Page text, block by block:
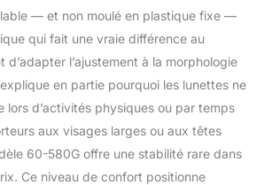
exceptionnelle et une
barrière robuste qui
résiste à l'eau, à l'huile
et à la sueur pour un
nettoyage facile
Lunettes de soleil
Beach Ready pour
homme : les lunettes
de soleil Costa Men
sont 20 % plus fines et
— et non moulé en plastique fixe —
qui fait une vraie différence au
d’adapter l’ajustement à la morphologie
en partie pourquoi les lunettes ne
lors d’activités physiques ou par temps
aux visages larges ou aux têtes
60-580G offre une stabilité rare dans
Ce niveau de confort positionne